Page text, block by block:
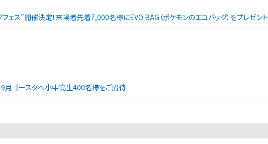
フェス”開催決定！来場者先着7,000名様にEVO BAG（ポケモンのエコバッグ）をプレゼント
9月ゴースタへ小中高生400名様をご招待